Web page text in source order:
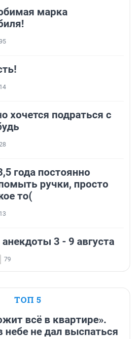
марка
14
хочется подраться с
года постоянно
ручки, просто
то(
13
3 - 9 августа
79
ТОП 5
всё в квартире».
небе не дал выспаться